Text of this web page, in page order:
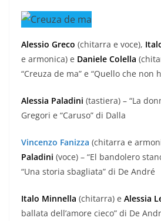
Alessio Greco (chitarra e voce),
e armonica) e Daniele Colella
“Creuza de ma” e “Quello che non
Alessia Paladini (tastiera) – “La
Gregori e “Caruso” di Dalla
Vincenzo Fanizza (chitarra e
Paladini (voce) – “El bandolero
“Una storia sbagliata” di De André
Italo Minnella (chitarra) e Alessia
ballata dell’amore cieco” di De